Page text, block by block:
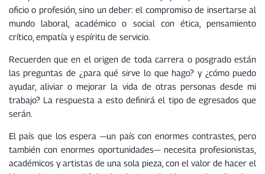
oficio o profesión, sino un deber: el compromiso de insertarse al
mundo laboral, académico o social con ética, pensamiento
crítico, empatía y espíritu de servicio.
Recuerden que en el origen de toda carrera o posgrado están
las preguntas de ¿para qué sirve lo que hago? y ¿cómo puedo
ayudar, aliviar o mejorar la vida de otras personas desde mi
trabajo? La respuesta a esto definirá el tipo de egresados que
serán.
El país que los espera —un país con enormes contrastes, pero
también con enormes oportunidades— necesita profesionistas,
académicos y artistas de una sola pieza, con el valor de hacer el